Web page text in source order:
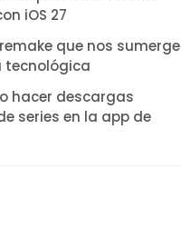
iOS 27
que nos sumerge
tecnológica
hacer descargas
series en la app de